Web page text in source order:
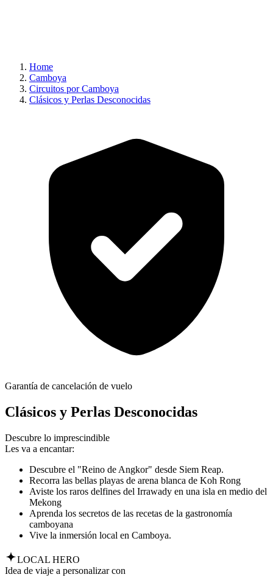
Home
Camboya
Circuitos por Camboya
Clásicos y Perlas Desconocidas
Garantía de cancelación de vuelo
Clásicos y Perlas Desconocidas
Descubre lo imprescindible
Les va a encantar:
Descubre el "Reino de Angkor" desde Siem Reap.
Recorra las bellas playas de arena blanca de Koh Rong
Aviste los raros delfines del Irrawady en una isla en medio del
Mekong
Aprenda los secretos de las recetas de la gastronomía
camboyana
Vive la inmersión local en Camboya.
LOCAL HERO
Idea de viaje a personalizar con